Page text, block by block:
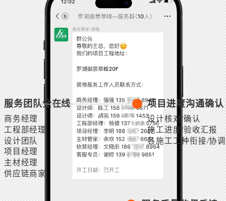
服务团队全在线
商务经理
工程部经理
设计团队
项目经理
主材经理
供应链商家
项目进度沟通确认
设计核对/确认
施工进度/验收汇报
各施工工种衔接/协调